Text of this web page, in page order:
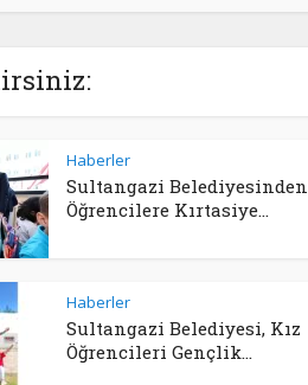
Haberler
Sultangazi Belediyesinden
Öğrencilere Kırtasiye...
Haberler
Sultangazi Belediyesi, Kız
Öğrencileri Gençlik...